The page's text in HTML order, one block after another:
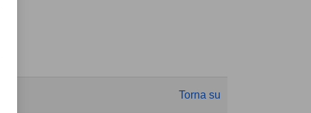
Torna su